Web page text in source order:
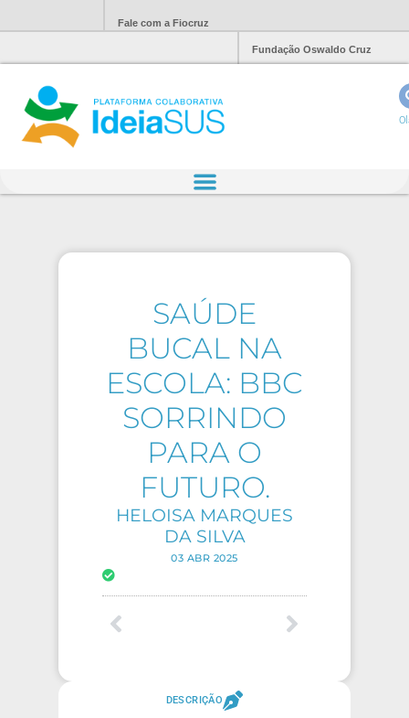
Fale com a Fiocruz
Fundação Oswaldo Cruz
SAÚDE
BUCAL NA
ESCOLA: BBC
SORRINDO
PARA O
FUTURO.
HELOISA MARQUES
DA SILVA
03 ABR 2025
DESCRIÇÃO